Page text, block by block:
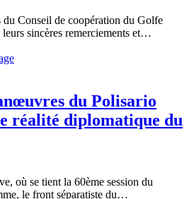
du Conseil de coopération du Golfe
sincères remerciements et…
du Polisario
réalité diplomatique du
où se tient la 60ème session du
le front séparatiste du…